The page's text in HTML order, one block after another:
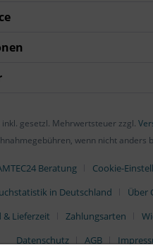
gesetzl. Mehrwertsteuer zzgl.
wenn nicht anders
Beratung
Cookie-
in Deutschland
Über
& Lieferzeit
Zahlungsarten
Datenschutz
AGB